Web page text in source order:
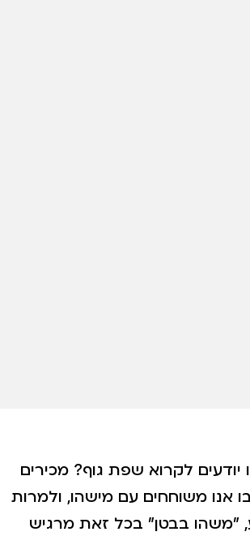
יודעים לקרוא שפת גוף? מכירים
אנו משוחחים עם מישהו, ולמרות
"משהו בבטן" בכל זאת מרגיש